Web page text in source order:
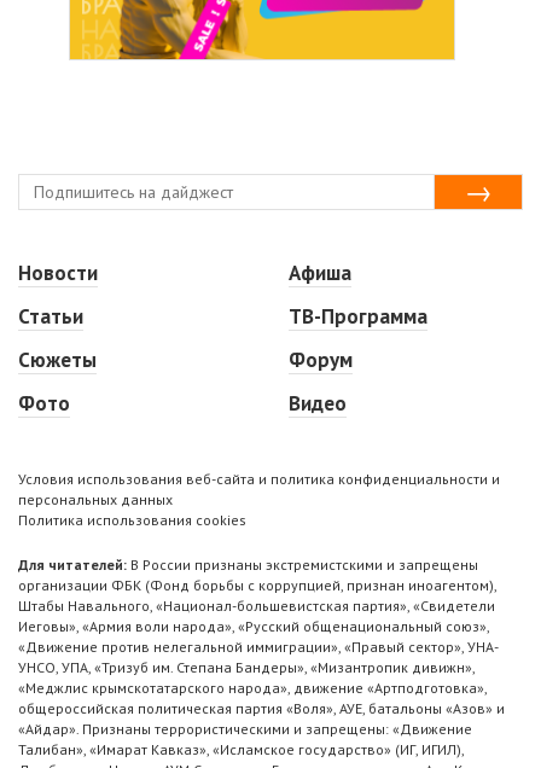
Новости
Статьи
Сюжеты
Фото
Афиша
ТВ-Программа
Форум
Видео
Условия использования веб-сайта и политика конфиденциальности и
персональных данных
Политика использования cookies
Для читателей: В России признаны экстремистскими и запрещены
организации ФБК (Фонд борьбы с коррупцией, признан иноагентом),
Штабы Навального, «Национал-большевистская партия», «Свидетели
Иеговы», «Армия воли народа», «Русский общенациональный союз»,
«Движение против нелегальной иммиграции», «Правый сектор», УНА-
УНСО, УПА, «Тризуб им. Степана Бандеры», «Мизантропик дивижн»,
«Меджлис крымскотатарского народа», движение «Артподготовка»,
общероссийская политическая партия «Воля», АУЕ, батальоны «Азов» и
«Айдар». Признаны террористическими и запрещены: «Движение
Талибан», «Имарат Кавказ», «Исламское государство» (ИГ, ИГИЛ),